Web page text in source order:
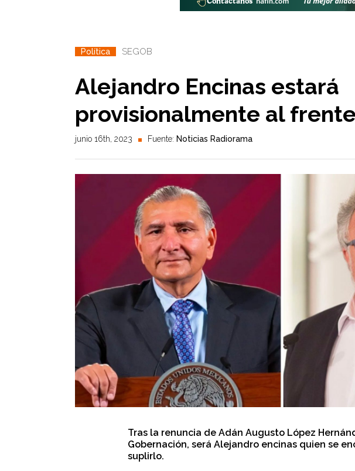
Política SEGOB
Alejandro Encinas estará
provisionalmente al
junio 16th, 2023 Fuente: Noticias Radiorama
Tras la renuncia de Adán Augusto López
Gobernación, será Alejandro encinas quien se
suplirlo.